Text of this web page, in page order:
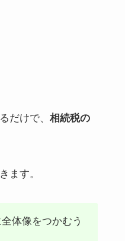
だけで、 相続税の
ます。
体像をつかむう